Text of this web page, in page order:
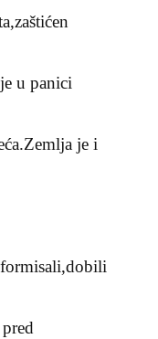
u panici
je i